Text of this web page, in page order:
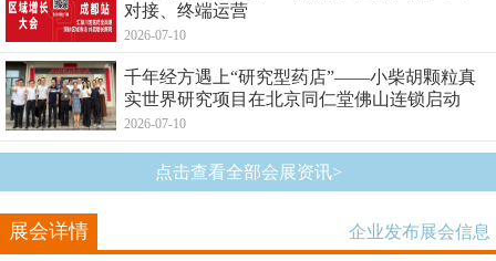
对接、终端运营
2026-07-10
千年经方遇上“研究型药店”——小柴胡颗粒真
实世界研究项目在北京同仁堂佛山连锁启动
2026-07-10
点击查看全部会展资讯>
展会详情 企业发布展会信息